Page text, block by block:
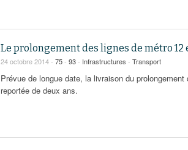
Le prolongement des lignes de métro 12
24 octobre 2014 - 75- 93- Infrastructures - Transport
Prévue de longue date, la livraison du
reportée de deux ans.